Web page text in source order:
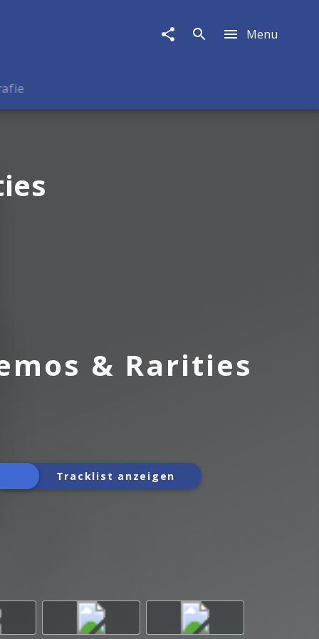
Menu
& Rarities
Tracklist anzeigen